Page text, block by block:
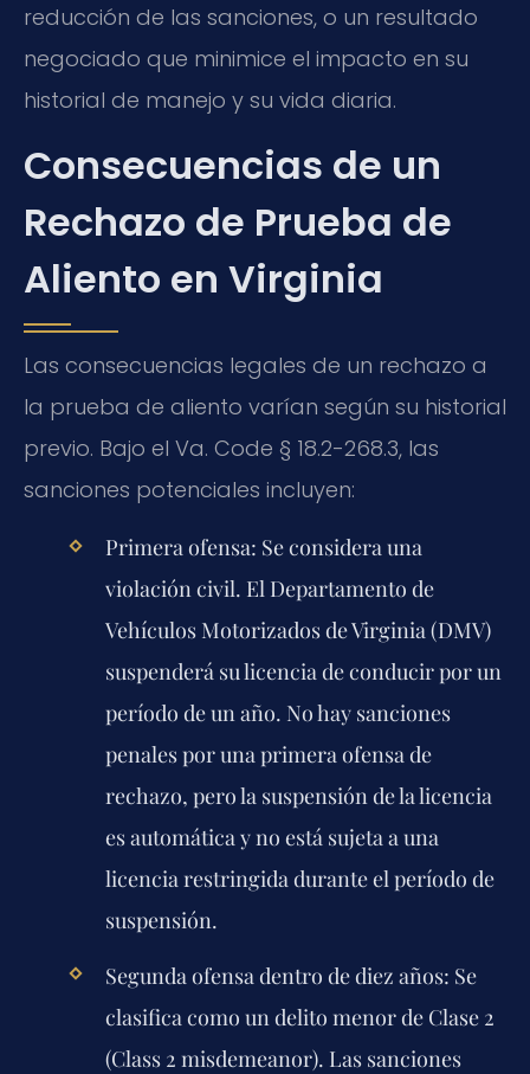
reducción de las sanciones, o un resultado
negociado que minimice el impacto en su
historial de manejo y su vida diaria.
Consecuencias de un
Rechazo de Prueba de
Aliento en Virginia
Las consecuencias legales de un rechazo a
la prueba de aliento varían según su historial
previo. Bajo el Va. Code § 18.2-268.3, las
sanciones potenciales incluyen:
Primera ofensa: Se considera una
violación civil. El Departamento de
Vehículos Motorizados de Virginia (DMV)
suspenderá su licencia de conducir por un
período de un año. No hay sanciones
penales por una primera ofensa de
rechazo, pero la suspensión de la licencia
es automática y no está sujeta a una
licencia restringida durante el período de
suspensión.
Segunda ofensa dentro de diez años: Se
clasifica como un delito menor de Clase 2
(Class 2 misdemeanor). Las sanciones